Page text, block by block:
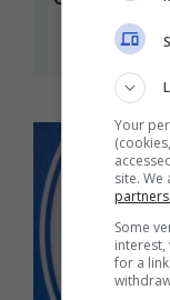
Your
site.
partners.
Some
for a